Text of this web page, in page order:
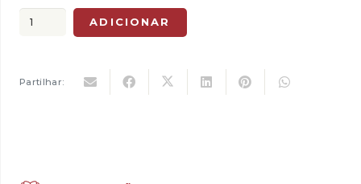
original
era:
atual
é:
Quantidade
Laborais
ADICIONAR
Partilhar: